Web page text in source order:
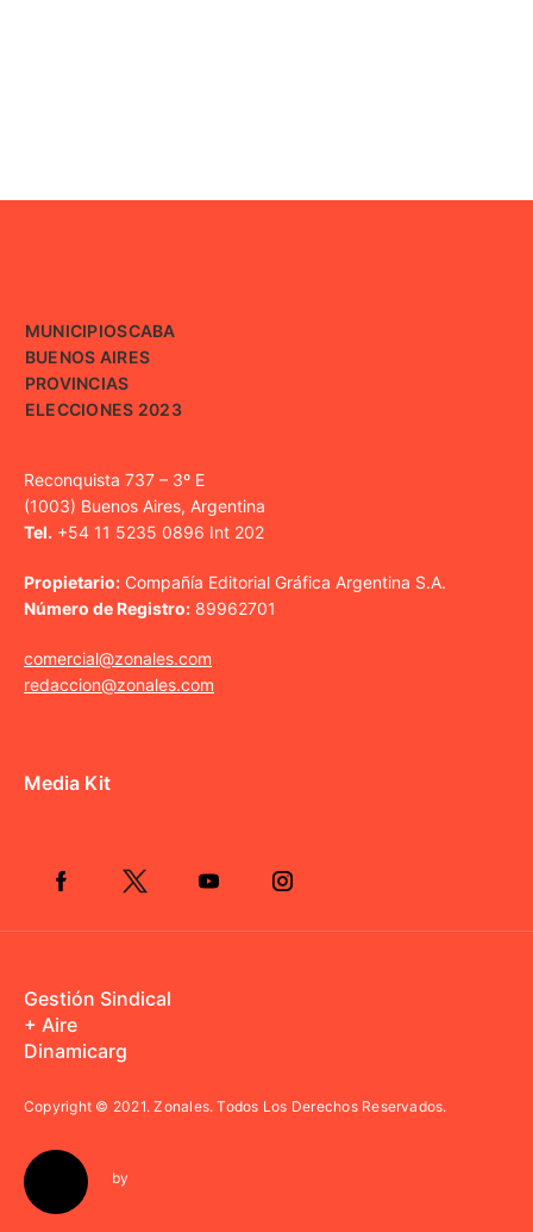
MUNICIPIOSCABA
BUENOS AIRES
PROVINCIAS
ELECCIONES 2023
Reconquista 737 – 3º E
(1003) Buenos Aires, Argentina
Tel. +54 11 5235 0896 Int 202
Propietario: Compañía Editorial Gráfica Argentina S.A.
Número de Registro: 89962701
comercial@zonales.com
redaccion@zonales.com
Media Kit
Gestión Sindical
+ Aire
Dinamicarg
Copyright © 2021.Zonales. Todos Los Derechos Reservados.
by